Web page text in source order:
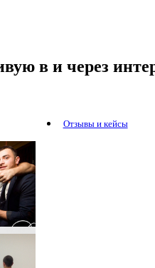
в и через
Отзывы и кейсы